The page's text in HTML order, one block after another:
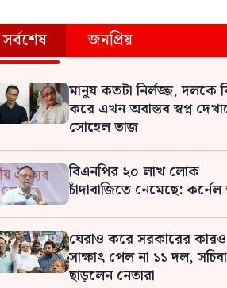
সর্বশেষ জনপ্রিয়
মানুষ কতটা নির্লজ্জ, দলকে
করে এখন অবাস্তব স্বপ্ন
সোহেল তাজ
বিএনপির ২০ লাখ লোক
চাঁদাবাজিতে নেমেছে:
ঘেরাও করে সরকারের কারও
সাক্ষাৎ পেল না ১১ দল,
ছাড়লেন নেতারা